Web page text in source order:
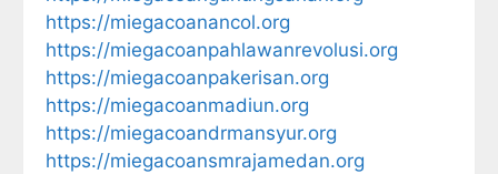
https://miegacoanancol.org
https://miegacoanpahlawanrevolusi.org
https://miegacoanpakerisan.org
https://miegacoanmadiun.org
https://miegacoandrmansyur.org
https://miegacoansmrajamedan.org